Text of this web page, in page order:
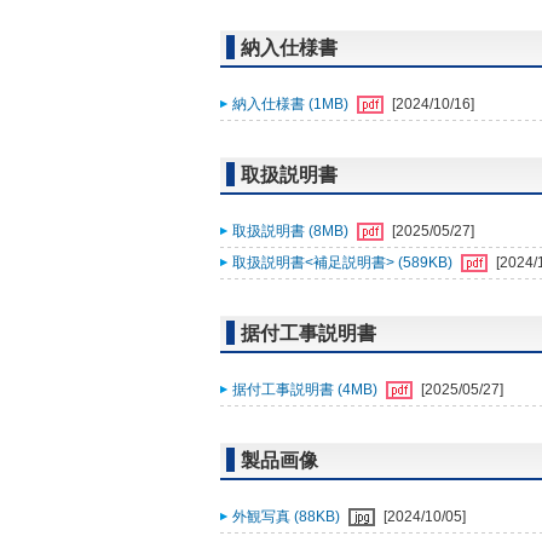
納入仕様書
納入仕様書 (1MB) [2024/10/16]
取扱説明書
取扱説明書 (8MB)
[2025/05/27]
取扱説明書<補足説明書> (589KB)
[2024/
据付工事説明書
据付工事説明書 (4MB) [2025/05/27]
製品画像
外観写真 (88KB) [2024/10/05]